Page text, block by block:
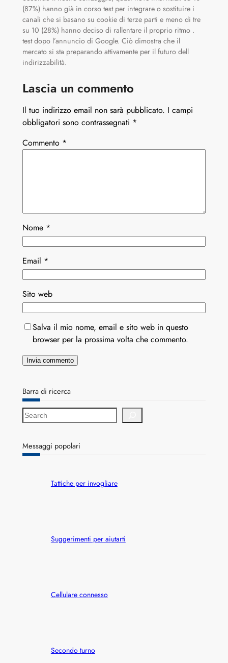
(87%) hanno già in corso test per integrare o sostituire i
canali che si basano su cookie di terze parti e meno di tre
su 10 (28%) hanno deciso di rallentare il proprio ritmo .
test dopo l’annuncio di Google. Ciò dimostra che il
mercato si sta preparando attivamente per il futuro dell
indirizzabilità.
Lascia un commento
Il tuo indirizzo email non sarà pubblicato. I campi
obbligatori sono contrassegnati *
Commento *
Nome *
Email *
Sito web
Salva il mio nome, email e sito web in questo
browser per la prossima volta che commento.
Barra di ricerca
S
e
r
c
Messaggi popolari
Tattiche per invogliare
Suggerimenti per aiutarti
Cellulare connesso
Secondo turno